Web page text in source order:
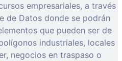
empresariales, a través
de Datos donde se podrán
que pueden ser de
industriales, locales
negocios en traspaso o